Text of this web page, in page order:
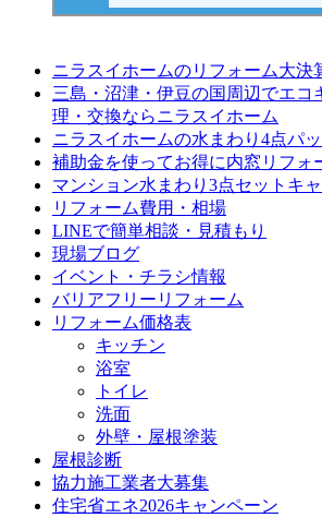
ニラスイホームのリフォーム大決
三島・沼津・伊豆の国周辺でエコ
理・交換ならニラスイホーム
ニラスイホームの水まわり4点パ
補助金を使ってお得に内窓リフォ
マンション水まわり3点セットキ
リフォーム費用・相場
LINEで簡単相談・見積もり
現場ブログ
イベント・チラシ情報
バリアフリーリフォーム
リフォーム価格表
キッチン
浴室
トイレ
洗面
外壁・屋根塗装
屋根診断
協力施工業者大募集
住宅省エネ2026キャンペーン